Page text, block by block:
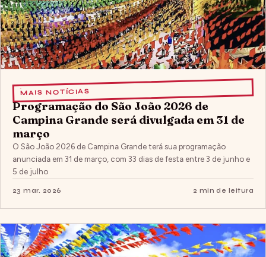
MAIS NOTÍCIAS
Programação do São João 2026 de
Campina Grande será divulgada em 31 de
março
O São João 2026 de Campina Grande terá sua programação
anunciada em 31 de março, com 33 dias de festa entre 3 de junho e
5 de julho
23 mar. 2026 2 min de leitura